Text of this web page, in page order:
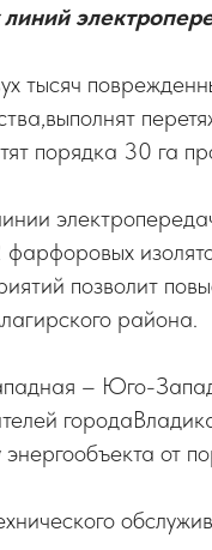
тысяч
порядка 30 га
позволит
района.
– Юго-
от